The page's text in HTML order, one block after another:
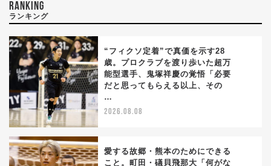
RANKING
ランキング
“フィクソ定着”で真価を示す28
歳。プロクラブを渡り歩いた超万
能型選手、鬼塚祥慶の覚悟「必要
だと思ってもらえる以上、その
…
2026.08.08
愛する故郷・熊本のためにできる
こと。町田・礒貝飛那大「何がな